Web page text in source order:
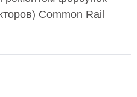
Common Rail